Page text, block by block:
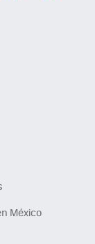
México